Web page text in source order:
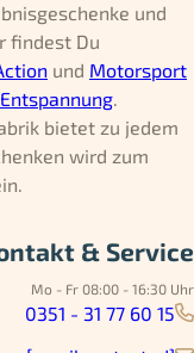
und
findest Du
und Motorsport
.
bietet zu jedem
wird zum
& Service
Mo - Fr 08:00 - 16:30 Uhr
0351 - 31 77 60 15